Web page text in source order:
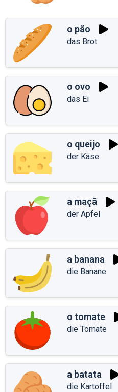
o pão
das Brot
o ovo
das Ei
o queijo
der Käse
a maçã
der Apfel
a banana
die Banane
o tomate
die Tomate
a batata
die Kartoffel